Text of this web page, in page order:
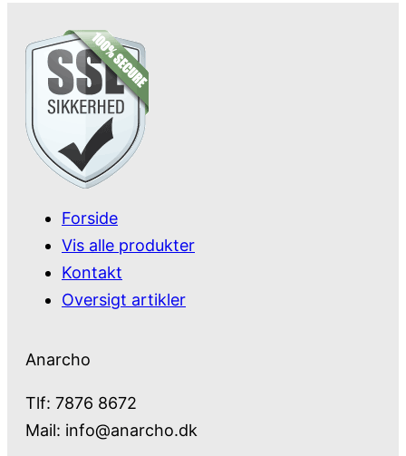
Forside
Vis alle produkter
Kontakt
Oversigt artikler
Anarcho
Tlf: 7876 8672
Mail: info@anarcho.dk